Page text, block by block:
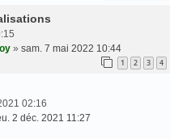
» sam. 7 mai 2022 10:44
1 2 3 4
02:16
2 déc. 2021 11:27